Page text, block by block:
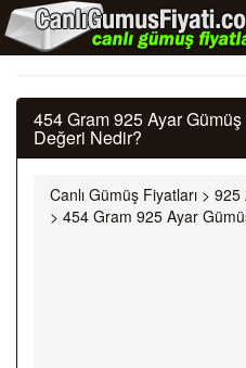
454 Gram 925 Ayar
Değeri Nedir?
Canlı Gümüş Fiyatları > 925
> 454 Gram 925 Ayar